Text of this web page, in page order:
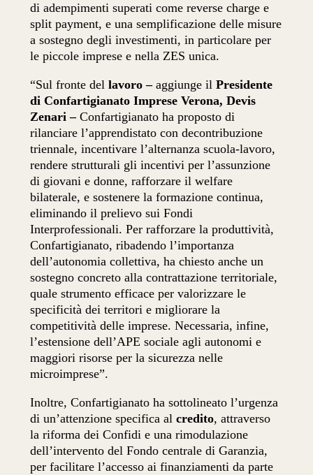
di adempimenti superati come reverse charge e
split payment, e una semplificazione delle misure
a sostegno degli investimenti, in particolare per
le piccole imprese e nella ZES unica.
“Sul fronte dellavoro –aggiunge ilPresidente
di Confartigianato Imprese Verona, Devis
Zenari –Confartigianato ha proposto di
rilanciare l’apprendistato con decontribuzione
triennale, incentivare l’alternanza scuola-lavoro,
rendere strutturali gli incentivi per l’assunzione
di giovani e donne, rafforzare il welfare
bilaterale, e sostenere la formazione continua,
eliminando il prelievo sui Fondi
Interprofessionali. Per rafforzare la produttività,
Confartigianato, ribadendo l’importanza
dell’autonomia collettiva, ha chiesto anche un
sostegno concreto alla contrattazione territoriale,
quale strumento efficace per valorizzare le
specificità dei territori e migliorare la
competitività delle imprese. Necessaria, infine,
l’estensione dell’APE sociale agli autonomi e
maggiori risorse per la sicurezza nelle
microimprese”.
Inoltre, Confartigianato ha sottolineato l’urgenza
di un’attenzione specifica alcredito, attraverso
la riforma dei Confidi e una rimodulazione
dell’intervento del Fondo centrale di Garanzia,
per facilitare l’accesso ai finanziamenti da parte